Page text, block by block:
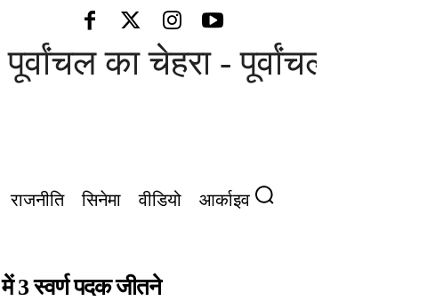
का चेहरा - पूर्वांचल की आवाज़
राजनीति सिनेमा वीडियो आर्काइव
3 स्वर्ण पदक जीतने